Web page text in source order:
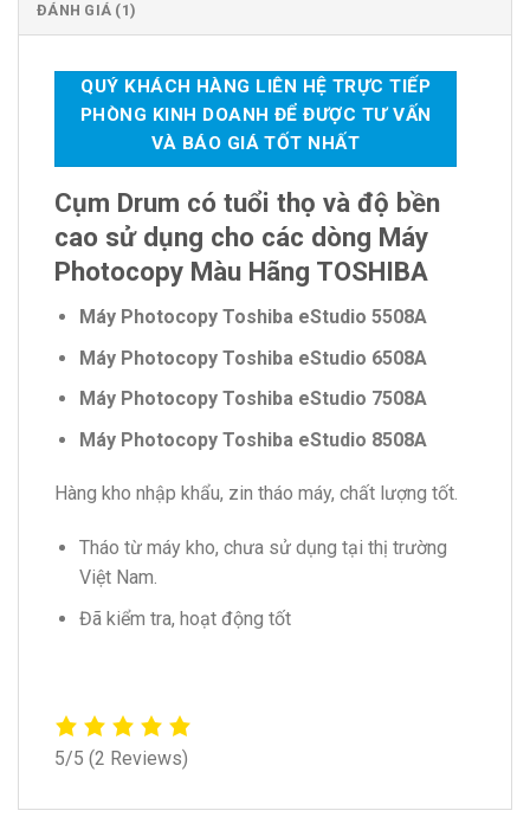
ĐÁNH GIÁ (1)
QUÝ KHÁCH HÀNG LIÊN HỆ TRỰC TIẾP
PHÒNG KINH DOANH ĐỂ ĐƯỢC TƯ VẤN
VÀ BÁO GIÁ TỐT NHẤT
Cụm Drum có tuổi thọ và độ bền
cao sử dụng cho các dòng Máy
Photocopy Màu Hãng TOSHIBA
Máy Photocopy Toshiba eStudio 5508A
Máy Photocopy Toshiba eStudio 6508A
Máy Photocopy Toshiba eStudio 7508A
Máy Photocopy Toshiba eStudio 8508A
Hàng kho nhập khẩu, zin tháo máy, chất lượng tốt.
Tháo từ máy kho, chưa sử dụng tại thị trường
Việt Nam.
Đã kiểm tra, hoạt động tốt
5/5 (2 Reviews)